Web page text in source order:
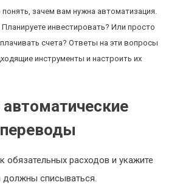
зачем вам нужна автоматизация.
Планируете инвестировать? Или просто
счета? Ответы на эти вопросы
инструменты и настроить их
обязательных расходов и укажите
должны списываться.